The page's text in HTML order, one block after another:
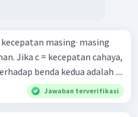
masing· masing
Jika c = kecepatan cahaya,
benda kedua adalah ....
Jawaban terverifikasi